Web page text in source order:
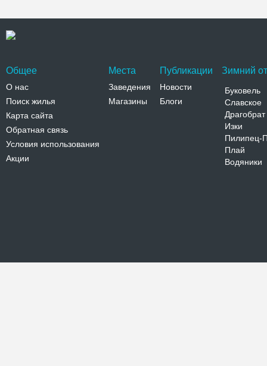
Общее
О нас
Поиск жилья
Карта сайта
Обратная связь
Условия использования
Акции
Места
Заведения
Магазины
Публикации
Новости
Блоги
Зимний
Буковель
Славское
Драгобрат
Изки
Пилипец-
Плай
Водяники